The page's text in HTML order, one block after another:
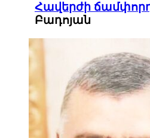
Հավերժի
Բադոյան